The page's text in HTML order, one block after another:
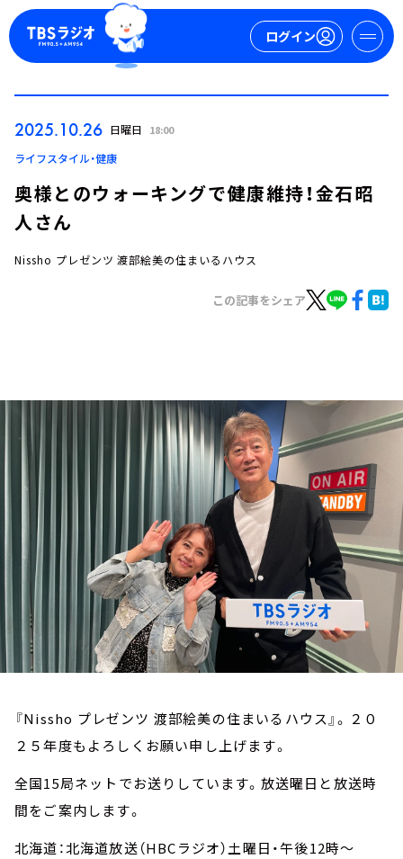
ログイン
ログイン
お知らせ
イベント・グッズ
YouTube
会社情報
2025.10.26 日曜日 18:00
ライフスタイル・健康
奥様とのウォーキングで健康維持！金石昭
人さん
Nissho プレゼンツ 渡部絵美の住まいるハウス
この記事をシェア
『Nissho プレゼンツ 渡部絵美の住まいるハウス』。２０
２５年度もよろしくお願い申し上げます。
全国15局ネットでお送りしています。放送曜日と放送時
間をご案内します。
北海道：北海道放送（HBCラジオ）土曜日・午後12時～